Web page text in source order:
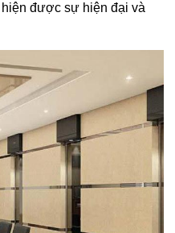
được sự hiện đại và